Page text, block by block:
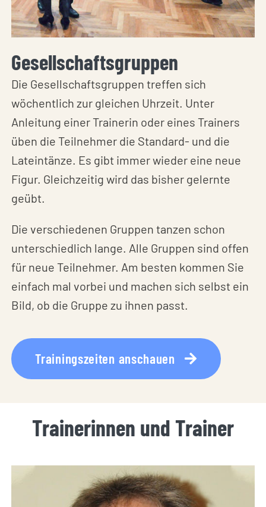
Gesellschaftsgruppen
Die Gesellschaftsgruppen treffen sich
wöchentlich zur gleichen Uhrzeit. Unter
Anleitung einer Trainerin oder eines Trainers
üben die Teilnehmer die Standard- und die
Lateintänze. Es gibt immer wieder eine neue
Figur. Gleichzeitig wird das bisher gelernte
geübt.
Die verschiedenen Gruppen tanzen schon
unterschiedlich lange. Alle Gruppen sind offen
für neue Teilnehmer. Am besten kommen Sie
einfach mal vorbei und machen sich selbst ein
Bild, ob die Gruppe zu ihnen passt.
Trainingszeiten anschauen
Trainerinnen und Trainer